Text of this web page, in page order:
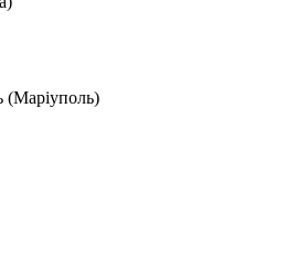
(Маріуполь)